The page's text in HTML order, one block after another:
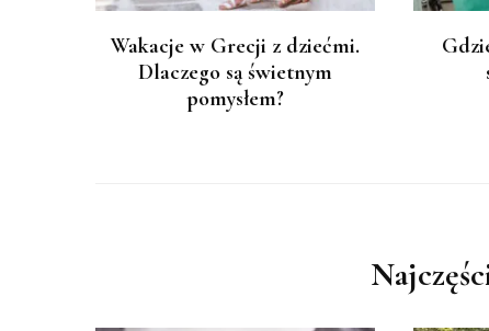
Wakacje w Grecji z dziećmi.
Dlaczego są świetnym
pomysłem?